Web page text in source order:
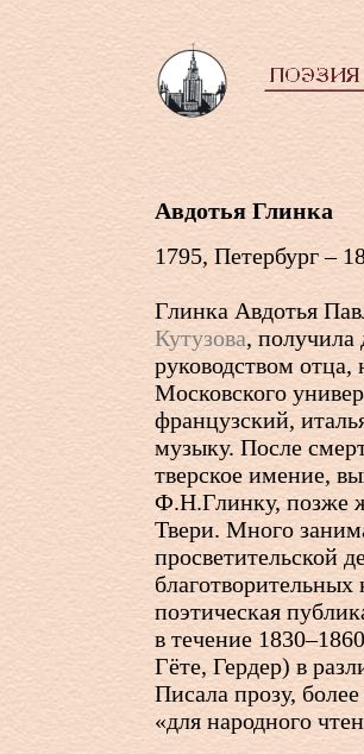
Авдотья Глинка
1795, Петербург –
Глинка Авдотья
Кутузова, получила
руководством
Московского
французский,
музыку. После
тверское имение,
Ф.Н.Глинку, позже
Твери. Много
просветительской
благотворительных
поэтическая
в течение
Гёте, Гердер) в
Писала прозу,
«для народного